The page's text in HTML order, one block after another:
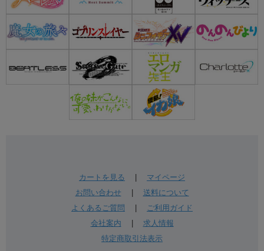
カートを見る
マイページ
お問い合わせ| 送料について
よくあるご質問
ご利用ガイド
会社案内
求人情報
特定商取引法表示